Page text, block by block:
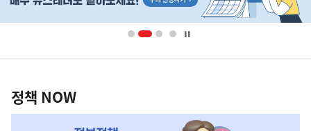
영
책
NOW,
정책 NOW